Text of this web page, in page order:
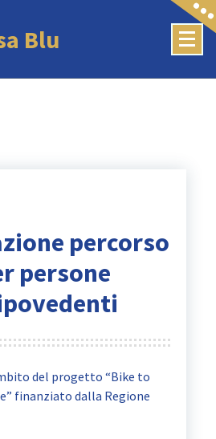
strumenti
percorso
persone
del progetto “Bike to
finanziato dalla Regione